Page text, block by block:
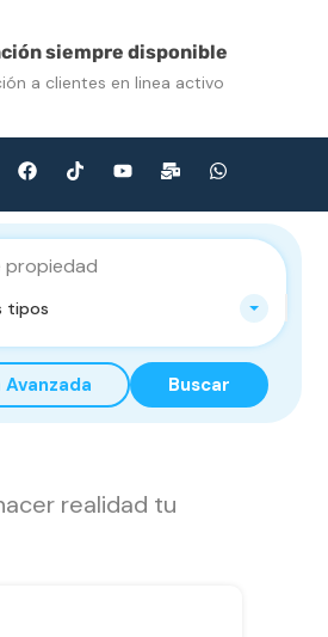
Multimedia
siempre disponible
a clientes en linea activo
propiedad
tipos
Buscar
realidad tu